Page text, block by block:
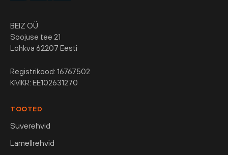
BEIZ OÜ
Soojuse tee 21
Lohkva 62207 Eesti
Registrikood: 16767502
KMKR: EE102631270
TOOTED
Suverehvid
Lamellrehvid